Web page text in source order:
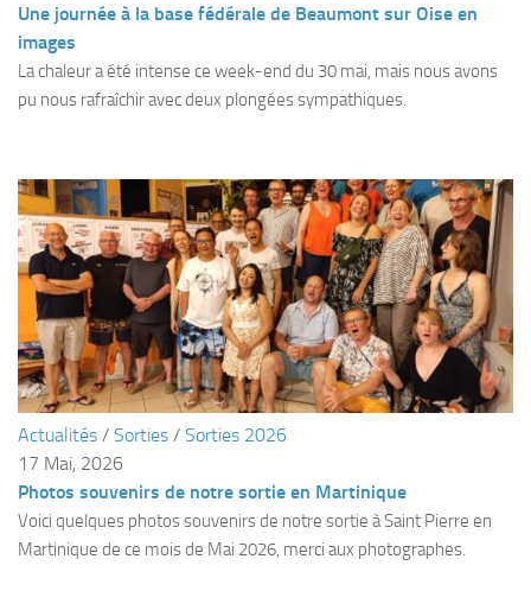
Sorties techniques
Sorties 2026
Sorties 2025
Sorties 2024
Sorties 2023
Sorties 2022
Sorties 2021
Sorties 2020
Sorties 2019
Sorties 2018
sorties 2017
Une journée à la base fédérale de Beaumont sur Oise en
images
La chaleur a été intense ce week-end du 30 mai, mais nous avons
pu nous rafraîchir avec deux plongées sympathiques.
Actualités / Sorties / Sorties 2026
17 Mai, 2026
Photos souvenirs de notre sortie en Martinique
Voici quelques photos souvenirs de notre sortie à Saint Pierre en
Martinique de ce mois de Mai 2026, merci aux photographes.